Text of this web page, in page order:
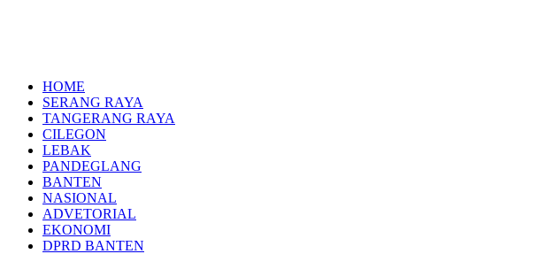
HOME
SERANG RAYA
TANGERANG RAYA
CILEGON
LEBAK
PANDEGLANG
BANTEN
NASIONAL
ADVETORIAL
EKONOMI
DPRD BANTEN